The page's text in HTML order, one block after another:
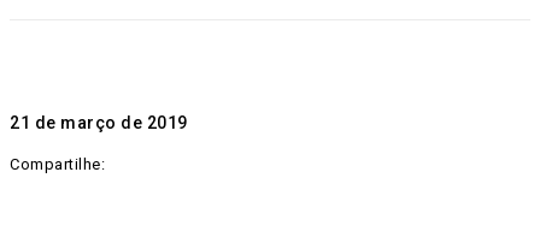
21 de março de 2019
Compartilhe: